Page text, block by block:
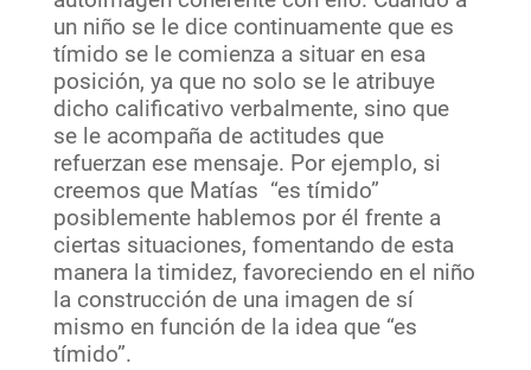
un niño se le dice continuamente que es
tímido se le comienza a situar en esa
posición, ya que no solo se le atribuye
dicho calificativo verbalmente, sino que
se le acompaña de actitudes que
refuerzan ese mensaje. Por ejemplo, si
creemos que Matías “es tímido”
posiblemente hablemos por él frente a
ciertas situaciones, fomentando de esta
manera la timidez, favoreciendo en el niño
la construcción de una imagen de sí
mismo en función de la idea que “es
tímido”.